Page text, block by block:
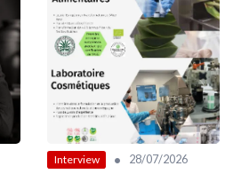
Interview • 28/07/2026